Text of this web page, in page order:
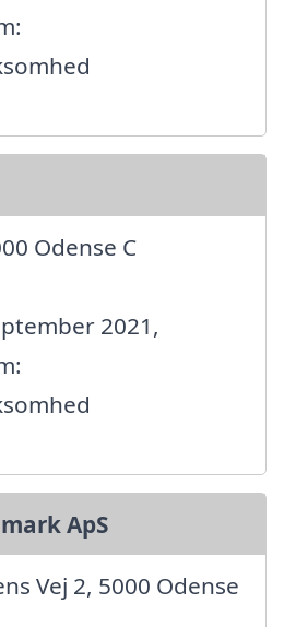
Odense C
2021,
ApS
Vej 2, 5000 Odense